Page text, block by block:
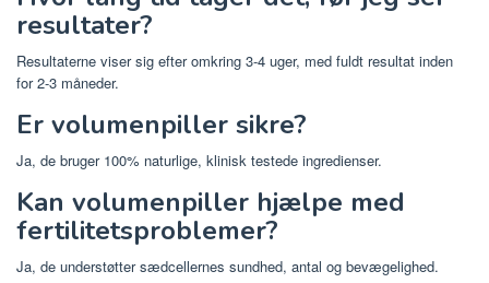
resultater?
Resultaterne viser sig efter omkring 3-4 uger, med fuldt resultat inden
for 2-3 måneder.
Er volumenpiller sikre?
Ja, de bruger 100% naturlige, klinisk testede ingredienser.
Kan volumenpiller hjælpe med
fertilitetsproblemer?
Ja, de understøtter sædcellernes sundhed, antal og bevægelighed.